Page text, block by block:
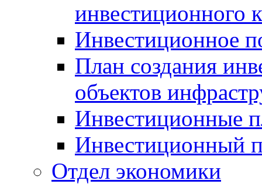
инвестиционного
Инвестиционное
План создания
объектов
Инвестиционные
Инвестиционный
Отдел экономики